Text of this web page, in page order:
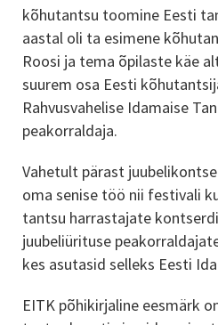
kõhutantsu toomine Eesti
aastal oli ta esimene
Roosi ja tema õpilaste käe
suurem osa Eesti
Rahvusvahelise Idamaise
peakorraldaja.
Vahetult pärast
oma senise töö nii festivali
tantsu harrastajate
juubeliürituse
kes asutasid selleks Eesti
EITK põhikirjaline eesmärk